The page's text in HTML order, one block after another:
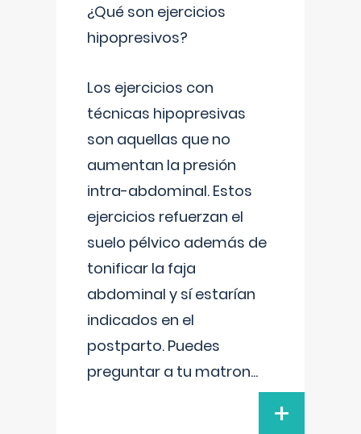
¿Qué son ejercicios
hipopresivos?
Los ejercicios con
técnicas hipopresivas
son aquellas que no
aumentan la presión
intra-abdominal. Estos
ejercicios refuerzan el
suelo pélvico además de
tonificar la faja
abdominal y sí estarían
indicados en el
postparto. Puedes
preguntar a tu matron...
+